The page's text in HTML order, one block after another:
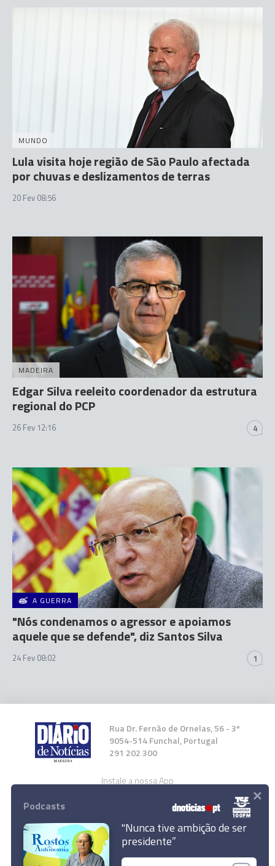
Von der Leyen debate com Lula da Silva
parceria UE-Brasil e espera visitar em breve o
MUNDO
Lula visita hoje região de São Paulo afectada
por chuvas e deslizamentos de terras
20 Fev 08:56
MADEIRA
Edgar Silva reeleito coordenador da estrutura
regional do PCP
26 Fev 12:16 4
A GUERRA
"Nós condenamos o agressor e apoiamos
aquele que se defende", diz Santos Silva
24 Fev 08:02 1
Rua Dr. Fernão de Ornelas, 56 - 3º
9054-514 Funchal, Portugal
291 202 300
Instale a nossa App
© 2023 Empresa Diário de Notícias, Lda.
Podcasts
"Nunca tive ambição de ser
presidente”
×